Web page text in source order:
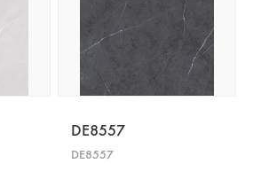
DE8557
DE8557